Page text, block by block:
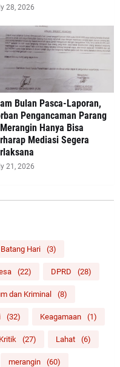
28, 2026
Bulan Pasca-Laporan,
Pengancaman Parang
Hanya Bisa
Mediasi Segera
21, 2026
Batang Hari (3)
(22) DPRD (28)
dan Kriminal (8)
(32) Keagamaan (1)
Kritik (27) Lahat (6)
merangin (60)